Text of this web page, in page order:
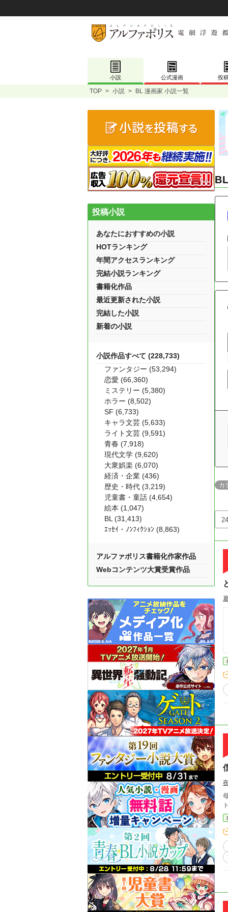
小説 公式漫画 投
TOP > 小説 > BL 漫画家 小説一覧
カ
投稿小説
あなたにおすすめの小説
HOTランキング
年間アクセスランキング
完結小説ランキング
書籍化作品
最近更新された小説
完結した小説
新着の小説
小説作品すべて (228,733)
ファンタジー (53,294)
恋愛 (66,360)
ミステリー (5,380)
ホラー (8,502)
SF (6,733)
キャラ文芸 (5,633)
ライト文芸 (9,591)
青春 (7,918)
現代文学 (9,620)
大衆娯楽 (6,070)
経済・企業 (436)
歴史・時代 (3,219)
児童書・童話 (4,654)
絵本 (1,047)
BL (31,413)
ｴｯｾｲ・ﾉﾝﾌｨｸｼｮﾝ (8,863)
アルファポリス書籍化作家作品
Webコンテンツ大賞受賞作品